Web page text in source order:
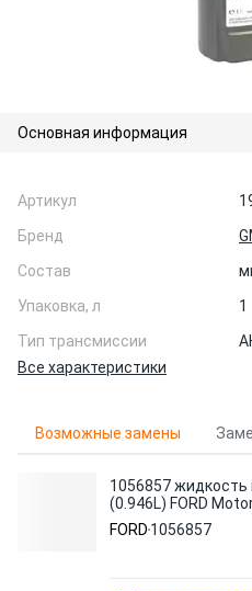
Основная информация
Артикул
Бренд
Состав
Упаковка, л
1
Тип трансмиссии
Все характеристики
Возможные замены
1056857 жидкость
(0.946L) FORD
FORD 1056857